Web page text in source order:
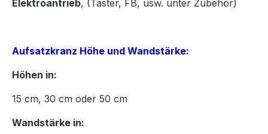
Elektroantrieb, (Taster, FB, usw. unter Zubehör)
Aufsatzkranz Höhe und Wandstärke:
Höhen in:
15 cm, 30 cm oder 50 cm
Wandstärke in: